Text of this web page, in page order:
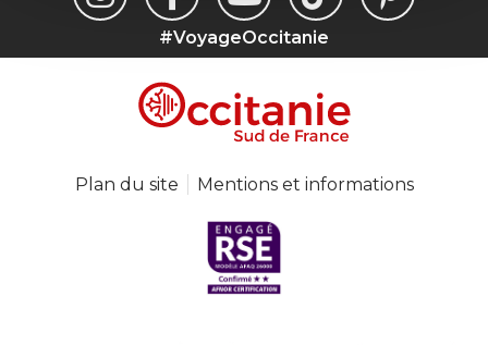
#VoyageOccitanie
Plan du site Mentions et informations